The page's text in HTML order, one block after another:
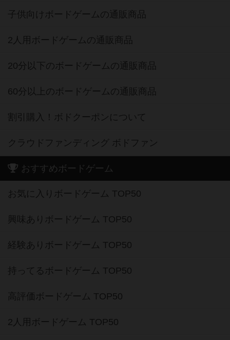
子供向けボードゲームの通販商品
2人用ボードゲームの通販商品
20分以下のボードゲームの通販商品
60分以上のボードゲームの通販商品
割引購入！ボドクーポンについて
クラウドファンディング ボドファン
おすすめボードゲーム
お気に入りボードゲーム TOP50
興味ありボードゲーム TOP50
経験ありボードゲーム TOP50
持ってるボードゲーム TOP50
高評価ボードゲーム TOP50
2人用ボードゲーム TOP50